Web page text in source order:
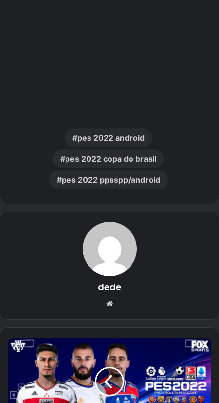
pes 2022 android
pes 2022 copa do brasil
pes 2022 ppsspp/android
dede
Website